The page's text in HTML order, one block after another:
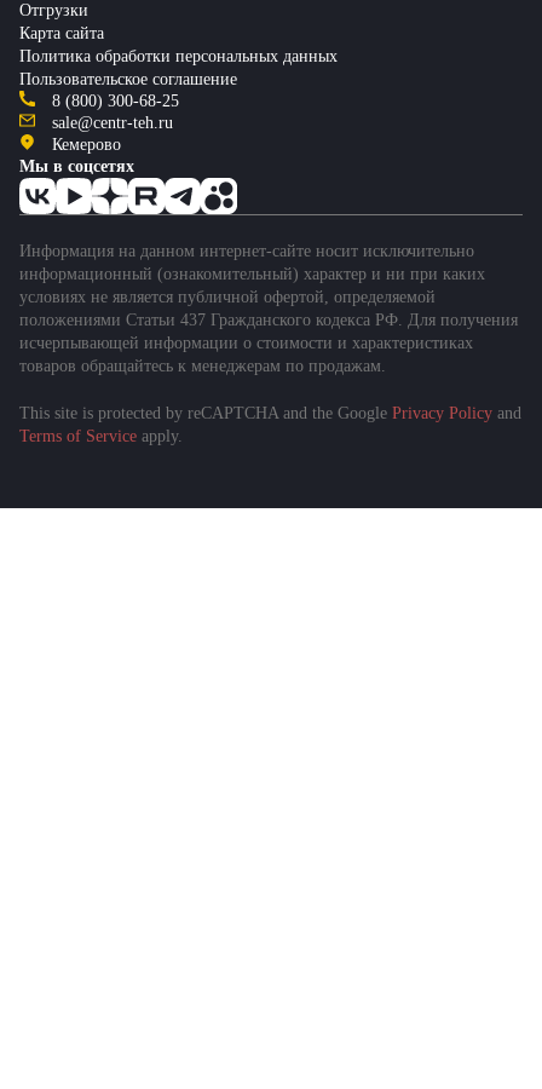
Отгрузки
Карта сайта
Политика обработки персональных данных
Пользовательское соглашение
8 (800) 300-68-25
sale@centr-teh.ru
Кемерово
Мы в соцсетях
Информация на данном интернет-сайте носит исключительно
информационный (ознакомительный) характер и ни при каких
условиях не является публичной офертой, определяемой
положениями Статьи 437 Гражданского кодекса РФ. Для получения
исчерпывающей информации о стоимости и характеристиках
товаров обращайтесь к менеджерам по продажам.
This site is protected by reCAPTCHA and the Google Privacy Policy and
Terms of Service apply.